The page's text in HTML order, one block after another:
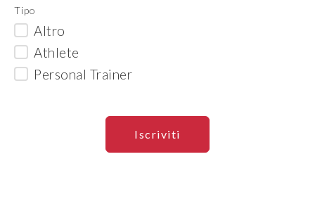
Tipo
Altro
Athlete
Personal Trainer